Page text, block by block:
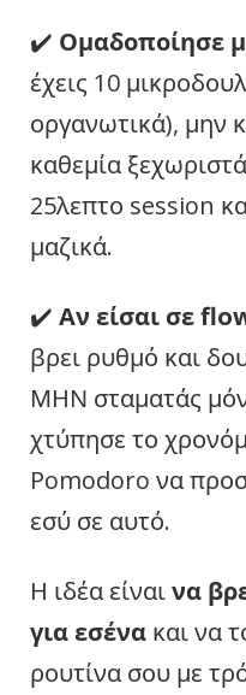
✔️ Ομαδοποίησε
έχεις 10
οργανωτικά), μην
καθεμία
25λεπτο session
μαζικά.
✔️ Αν είσαι σε
βρει ρυθμό και
ΜΗΝ σταματάς
χτύπησε το
Pomodoro να
εσύ σε αυτό.
Η ιδέα είναινα
για εσένα και να
ρουτίνα σου με